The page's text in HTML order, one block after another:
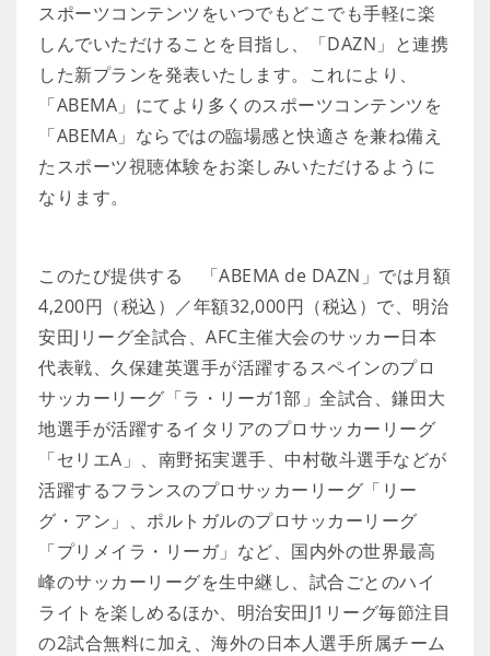
スポーツコンテンツをいつでもどこでも手軽に楽
しんでいただけることを目指し、「DAZN」と連携
した新プランを発表いたします。これにより、
「ABEMA」にてより多くのスポーツコンテンツを
「ABEMA」ならではの臨場感と快適さを兼ね備え
たスポーツ視聴体験をお楽しみいただけるように
なります。
このたび提供する 「ABEMA de DAZN」では月額
4,200円（税込）／年額32,000円（税込）で、明治
安田Jリーグ全試合、AFC主催大会のサッカー日本
代表戦、久保建英選手が活躍するスペインのプロ
サッカーリーグ「ラ・リーガ1部」全試合、鎌田大
地選手が活躍するイタリアのプロサッカーリーグ
「セリエA」、南野拓実選手、中村敬斗選手などが
活躍するフランスのプロサッカーリーグ「リー
グ・アン」、ポルトガルのプロサッカーリーグ
「プリメイラ・リーガ」など、国内外の世界最高
峰のサッカーリーグを生中継し、試合ごとのハイ
ライトを楽しめるほか、明治安田J1リーグ毎節注目
の2試合無料に加え、海外の日本人選手所属チーム